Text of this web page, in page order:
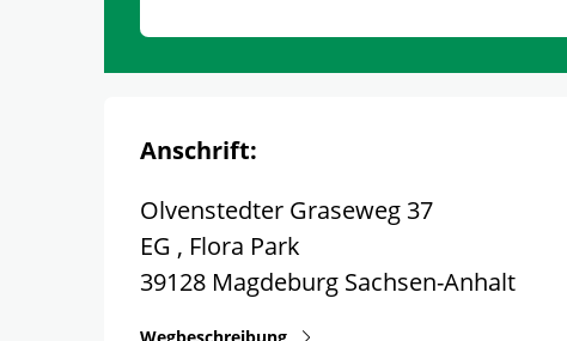
Anschrift:
Olvenstedter Graseweg 37
EG , Flora Park
39128 Magdeburg Sachsen-Anhalt